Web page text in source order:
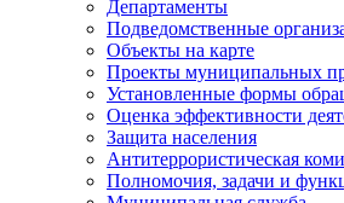
Департаменты
Подведомственные
Объекты на карте
Проекты муниципальных
Установленные формы
Оценка эффективности
Защита населения
Антитеррористическая
Полномочия, задачи и